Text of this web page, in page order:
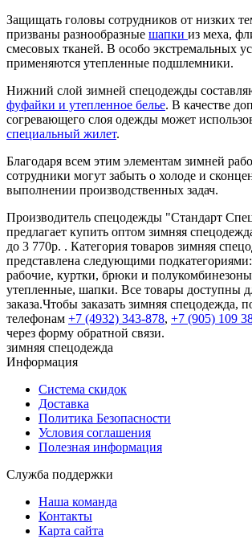
Защищать головы сотрудников от низких
призваны разнообразные шапки из меха,
смесовых тканей. В особо экстремальных
применяются утепленные подшлемники.
Нижний слой зимней спецодежды
фуфайки и утепленное белье. В качестве
согревающего слоя одежды может
специальный жилет.
Благодаря всем этим элементам зимней
сотрудники могут забыть о холоде и
выполнении производственных задач.
Производитель спецодежды "Стандарт
предлагает купить оптом зимняя
до 3 770р. . Категория товаров зимняя
представлена следующими
рабочие, куртки, брюки и
утепленные, шапки. Все товары доступны
заказа.Чтобы заказать зимняя спецодежда,
телефонам +7 (4932) 343-878, +7 (905) 109
через форму обратной связи.
зимняя спецодежда
Информация
Система скидок
Доставка
Политика Безопасности
Условия соглашения
Полезная информация
Служба поддержки
Наша команда
Контакты
Карта сайта